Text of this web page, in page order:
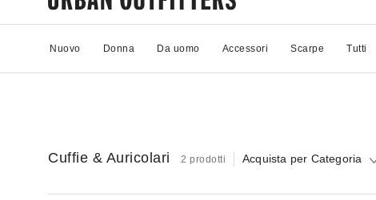
Nuovo Donna Da uomo Accessori Scarpe Tutti
Cuffie & Auricolari 2 prodotti Acquista per Categoria